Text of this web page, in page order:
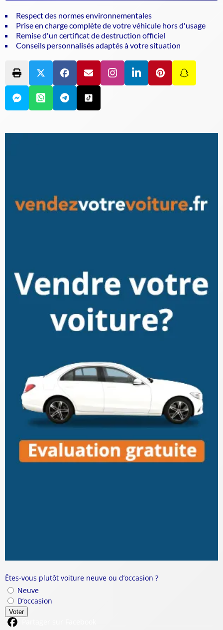
Respect des normes environnementales
Prise en charge complète de votre véhicule hors d'usage
Remise d'un certificat de destruction officiel
Conseils personnalisés adaptés à votre situation
Êtes-vous plutôt voiture neuve ou d’occasion ?
Neuve
D’occasion
Voter